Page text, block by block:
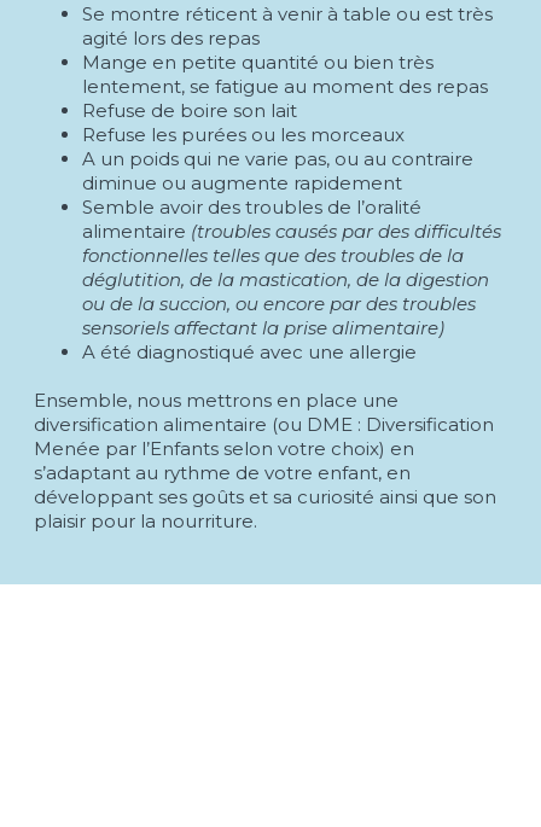
Se montre réticent à venir à table ou est très
agité lors des repas
Mange en petite quantité ou bien très
lentement, se fatigue au moment des repas
Refuse de boire son lait
Refuse les purées ou les morceaux
A un poids qui ne varie pas, ou au contraire
diminue ou augmente rapidement
Semble avoir des troubles de l’oralité
alimentaire (troubles causés par des difficultés
fonctionnelles telles que des troubles de la
déglutition, de la mastication, de la digestion
ou de la succion, ou encore par des troubles
sensoriels affectant la prise alimentaire)
A été diagnostiqué avec une allergie
Ensemble, nous mettrons en place une
diversification alimentaire (ou DME : Diversification
Menée par l’Enfants selon votre choix) en
s’adaptant au rythme de votre enfant, en
développant ses goûts et sa curiosité ainsi que son
plaisir pour la nourriture.